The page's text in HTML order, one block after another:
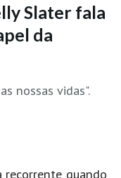
Slater fala
da
nossas vidas".
recorrente quando